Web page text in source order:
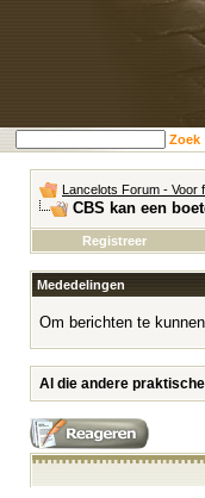
Zoek
Lancelots Forum - Voor
CBS kan een
Registreer
Mededelingen
Om berichten te
Al die andere